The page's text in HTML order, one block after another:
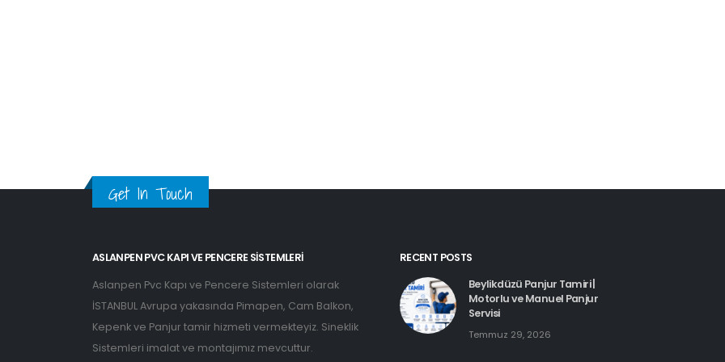
Get In Touch
ASLANPEN PVC KAPI VE PENCERE SISTEMLERI
Aslanpen Pvc Kapı ve Pencere Sistemleri olarak
İSTANBUL Avrupa yakasında Pimapen, Cam Balkon,
Kepenk ve Panjur tamir hizmeti vermekteyiz. Sineklik
Sistemleri imalat ve montajımız mevcuttur.
RECENT POSTS
Beylikdüzü Panjur Tamiri |
Motorlu ve Manuel Panjur
Servisi
Temmuz 29, 2026